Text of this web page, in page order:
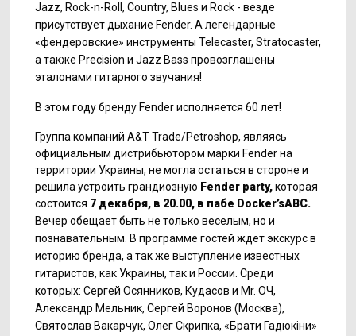
Jazz, Rock-n-Roll, Country, Blues и Rock - везде
присутствует дыхание Fender. А легендарные
«фендеровские» инструменты Telecaster, Stratocaster,
а также Precision и Jazz Bass провозглашены
эталонами гитарного звучания!
В этом году бренду Fender исполняется 60 лет!
Группа компаний А&T Trade/Petroshop, являясь
официальным дистрибьютором марки Fender на
территории Украины, не могла остаться в стороне и
решила устроить грандиозную Fender party,которая
состоится 7 декабря, в 20.00, в пабе Docker’sABC.
Вечер обещает быть не только веселым, но и
познавательным. В программе гостей ждет экскурс в
историю бренда, а так же выступление известных
гитаристов, как Украины, так и России. Среди
которых: Сергей Осянников, Кудасов и Mr. ОЧ,
Александр Мельник, Сергей Воронов (Москва),
Святослав Вакарчук, Олег Скрипка, «Брати Гадюкіни»